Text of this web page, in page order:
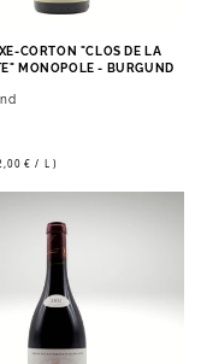
CORTON "CLOS DE LA
MONOPOLE - BURGUND
€ / pro
L )